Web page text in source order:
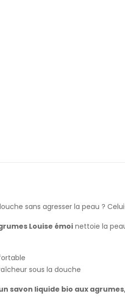
sans agresser la peau ?
Louise émoi nettoie la
sous la douche
savon liquide bio aux